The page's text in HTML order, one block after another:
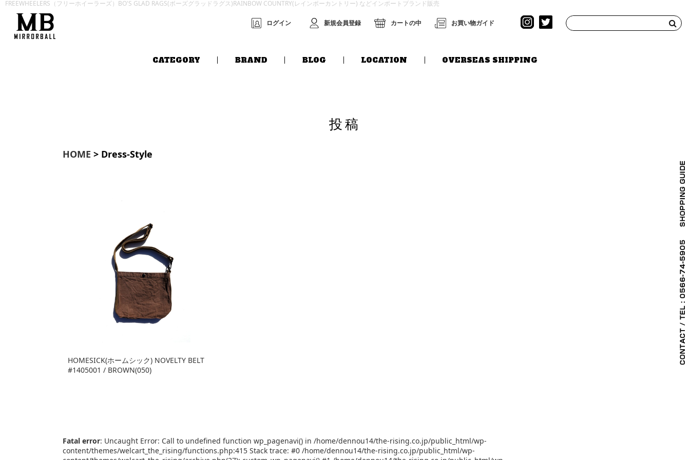
FREEWHEELERS（フリーホイーラーズ）BO'S GLAD RAGS(ボーズグラッドラグス)RAINBOW COUNTRY(レインボーカントリー) などインポートブランド販売
ログイン 新規会員登録 カートの中 お買い物ガイド
CATEGORY BRAND BLOG LOCATION OVERSEAS SHIPPING
投稿
HOME > Dress-Style
HOMESICK(ホームシック) NOVELTY BELT
#1405001 / BROWN(050)
Fatal error: Uncaught Error: Call to undefined function wp_pagenavi() in /home/dennou14/the-rising.co.jp/public_html/wp-
content/themes/welcart_the_rising/functions.php:415 Stack trace: #0 /home/dennou14/the-rising.co.jp/public_html/wp-